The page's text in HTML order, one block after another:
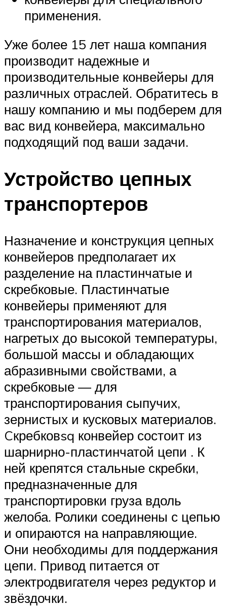
применения.
Уже более 15 лет наша компания
производит надежные и
производительные конвейеры для
различных отраслей. Обратитесь в
нашу компанию и мы подберем для
вас вид конвейера, максимально
подходящий под ваши задачи.
Устройство цепных
транспортеров
Назначение и конструкция цепных
конвейеров предполагает их
разделение на пластинчатые и
скребковые. Пластинчатые
конвейеры применяют для
транспортирования материалов,
нагретых до высокой температуры,
большой массы и обладающих
абразивными свойствами, а
скребковые — для
транспортирования сыпучих,
зернистых и кусковых материалов.
Cкребковsq конвейер состоит из
шарнирно-пластинчатой цепи . К
ней крепятся стальные скребки,
предназначенные для
транспортировки груза вдоль
желоба. Ролики соединены с цепью
и опираются на направляющие.
Они необходимы для поддержания
цепи. Привод питается от
электродвигателя через редуктор и
звёздочки.